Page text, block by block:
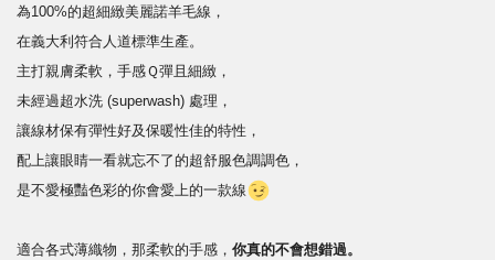
為100%的超細緻美麗諾羊毛線，
在義大利符合人道標準生產。
主打親膚柔軟，手感Ｑ彈且細緻，
未經過超水洗 (superwash) 處理，
讓線材保有彈性好及保暖性佳的特性，
配上讓眼睛一看就忘不了的超舒服色調調色，
是不愛極豔色彩的你會愛上的一款線
適合各式薄織物，那柔軟的手感， 你真的不會想錯過。